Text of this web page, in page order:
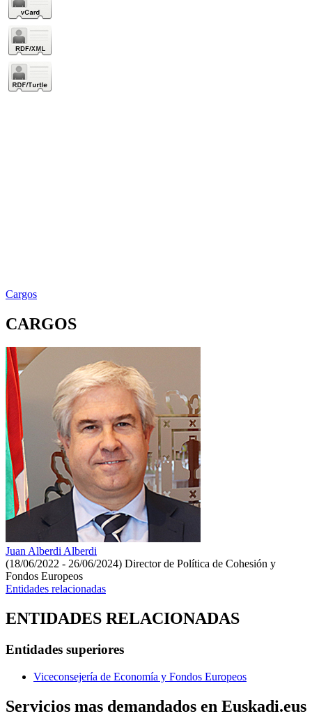
Cargos
CARGOS
Juan Alberdi Alberdi
(18/06/2022 - 26/06/2024) Director de Política de Cohesión y
Fondos Europeos
Entidades relacionadas
ENTIDADES RELACIONADAS
Entidades superiores
Viceconsejería de Economía y Fondos Europeos
Servicios mas demandados en Euskadi.eus